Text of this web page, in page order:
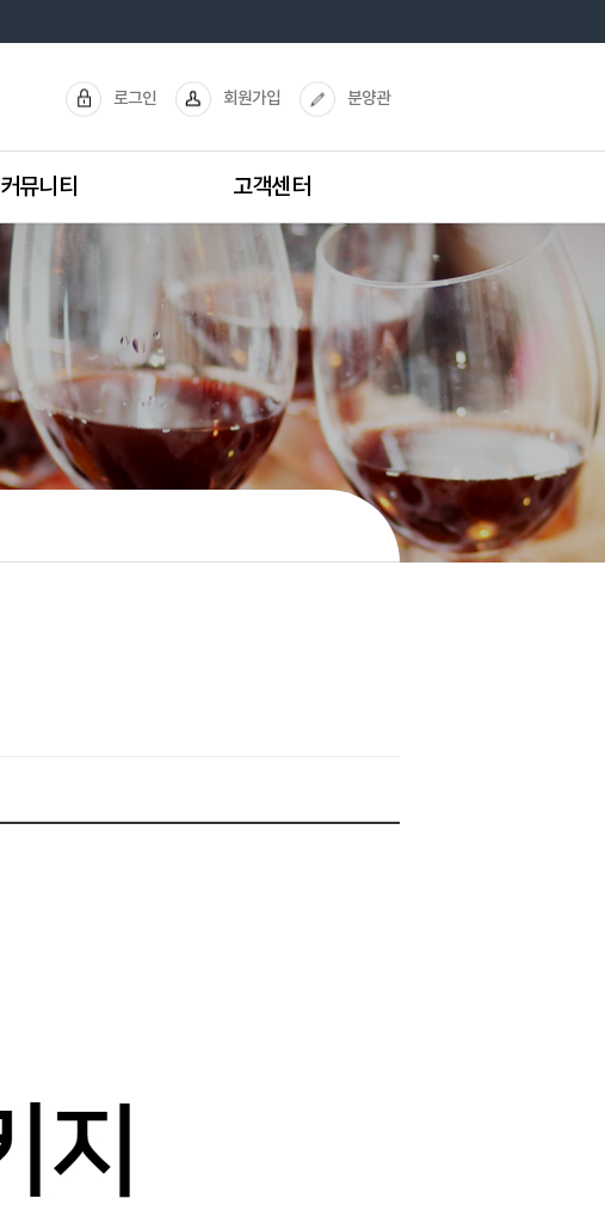
로그인 회원가입 분양관
커뮤니티
공지사항
자료실
고객센터
리조트가이드맵
프라이빗콘도 가이드맵
주차장 이용안내
전화번호 안내
분양안내
오시는 길